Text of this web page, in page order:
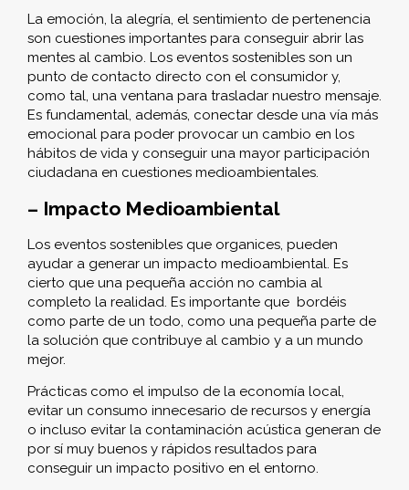
La emoción, la alegría, el sentimiento de pertenencia
son cuestiones importantes para conseguir abrir las
mentes al cambio. Los eventos sostenibles son un
punto de contacto directo con el consumidor y,
como tal, una ventana para trasladar nuestro mensaje.
Es fundamental, además, conectar desde una vía más
emocional para poder provocar un cambio en los
hábitos de vida y conseguir una mayor participación
ciudadana en cuestiones medioambientales.
– Impacto Medioambiental
Los eventos sostenibles que organices, pueden
ayudar a generar un impacto medioambiental. Es
cierto que una pequeña acción no cambia al
completo la realidad. Es importante que bordéis
como parte de un todo, como una pequeña parte de
la solución que contribuye al cambio y a un mundo
mejor.
Prácticas como el impulso de la economía local,
evitar un consumo innecesario de recursos y energía
o incluso evitar la contaminación acústica generan de
por sí muy buenos y rápidos resultados para
conseguir un impacto positivo en el entorno.